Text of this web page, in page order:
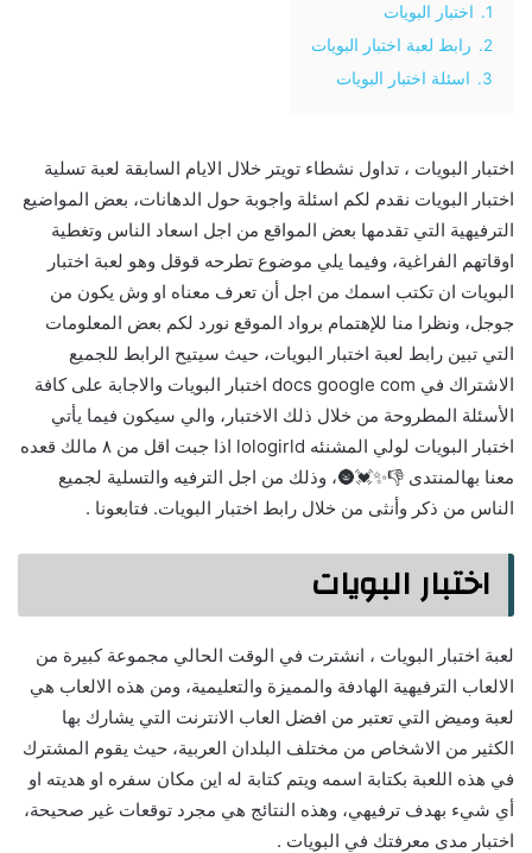
1.
اختبار البويات
2.
رابط لعبة اختبار البويات
3.
اسئلة اختبار البويات
اختبار البويات ، تداول نشطاء تويتر خلال الايام السابقة لعبة تسلية
اختبار البويات نقدم لكم اسئلة واجوبة حول الدهانات، بعض المواضيع
الترفيهية التي تقدمها بعض المواقع من اجل اسعاد الناس وتغطية
اوقاتهم الفراغية، وفيما يلي موضوع تطرحه قوقل وهو لعبة اختبار
البويات ان تكتب اسمك من اجل أن تعرف معناه او وش يكون من
جوجل، ونظرا منا للإهتمام برواد الموقع نورد لكم بعض المعلومات
التي تبين رابط لعبة اختبار البويات، حيث سيتيح الرابط للجميع
الاشتراك في docs google com اختبار البويات والاجابة على كافة
الأسئلة المطروحة من خلال ذلك الاختبار، والي سيكون فيما يأتي
اختبار البويات لولي المشنئه lologirld اذا جبت اقل من ٨ مالك قعده
معنا بهالمنتدى 👎✨💓🌚، وذلك من اجل الترفيه والتسلية لجميع
الناس من ذكر وأنثى من خلال رابط اختبار البويات. فتابعونا .
اختبار البويات
لعبة اختبار البويات ، انشترت في الوقت الحالي مجموعة كبيرة من
الالعاب الترفيهية الهادفة والمميزة والتعليمية، ومن هذه الالعاب هي
لعبة وميض التي تعتبر من افضل العاب الانترنت التي يشارك بها
الكثير من الاشخاص من مختلف البلدان العربية، حيث يقوم المشترك
في هذه اللعبة بكتابة اسمه ويتم كتابة له اين مكان سفره او هديته او
أي شيء بهدف ترفيهي، وهذه النتائج هي مجرد توقعات غير صحيحة،
اختبار مدى معرفتك في البويات .